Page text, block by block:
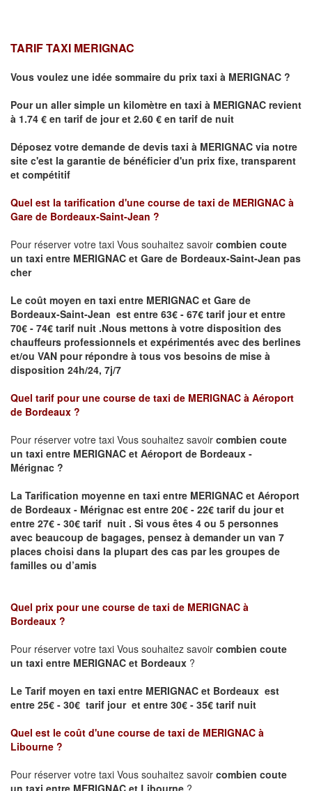
TARIF TAXI MERIGNAC
Vous voulez une idée sommaire du prix taxi à MERIGNAC ?
Pour un aller simple un kilomètre en taxi à MERIGNAC revient
à 1.74 € en tarif de jour et 2.60 € en tarif de nuit
Déposez votre demande de devis taxi à MERIGNAC via notre
site c'est la garantie de bénéficier d'un prix fixe, transparent
et compétitif
Quel est la tarification d'une course de taxi de MERIGNAC à
Gare de Bordeaux-Saint-Jean ?
Pour réserver votre taxi Vous souhaitez savoir combien coute
un taxi entre MERIGNAC et Gare de Bordeaux-Saint-Jean pas
cher
Le coût moyen en taxi entre MERIGNAC et Gare de
Bordeaux-Saint-Jean est entre 63€ - 67€ tarif jour et entre
70€ - 74€ tarif nuit .Nous mettons à votre disposition des
chauffeurs professionnels et expérimentés avec des berlines
et/ou VAN pour répondre à tous vos besoins de mise à
disposition 24h/24, 7j/7
Quel tarif pour une course de taxi de MERIGNAC à Aéroport
de Bordeaux ?
Pour réserver votre taxi Vous souhaitez savoir combien coute
un taxi entre MERIGNAC et Aéroport de Bordeaux -
Mérignac ?
La Tarification moyenne en taxi entre MERIGNAC et Aéroport
de Bordeaux - Mérignac est entre 20€ - 22€ tarif du jour et
entre 27€ - 30€ tarif nuit . Si vous êtes 4 ou 5 personnes
avec beaucoup de bagages, pensez à demander un van 7
places choisi dans la plupart des cas par les groupes de
familles ou d’amis
Quel prix pour une course de taxi de MERIGNAC à
Bordeaux ?
Pour réserver votre taxi Vous souhaitez savoir combien coute
un taxi entre MERIGNAC et Bordeaux ?
Le Tarif moyen en taxi entre MERIGNAC et Bordeaux est
entre 25€ - 30€ tarif jour et entre 30€ - 35€ tarif nuit
Quel est le coût d'une course de taxi de MERIGNAC à
Libourne ?
Pour réserver votre taxi Vous souhaitez savoir combien coute